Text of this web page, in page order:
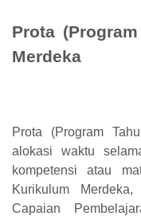
Prota
Merdeka
Prota (Program
alokasi waktu
kompetensi atau
Kurikulum
Capaian